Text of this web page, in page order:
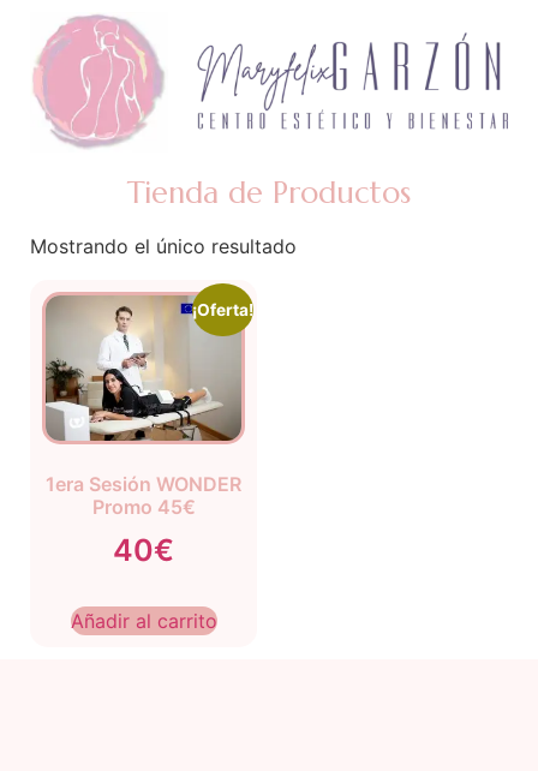
Tienda de Productos
Mostrando el único resultado
¡Oferta!
1era Sesión WONDER
Promo 45€
40€
Añadir al carrito